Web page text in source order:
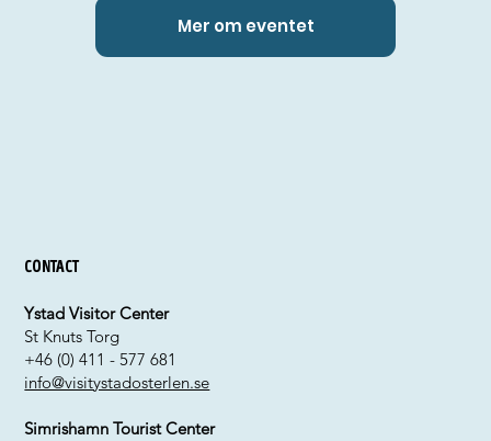
Mer om eventet
Contact
Ystad Visitor Center
St Knuts Torg
+46 (0) 411 - 577 681
info@visitystadosterlen.se
Simrishamn Tourist Center